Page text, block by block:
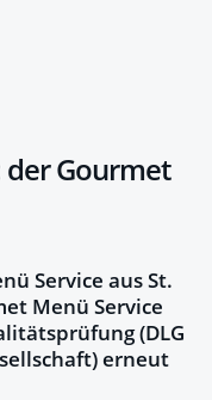
der Gourmet
Service aus St.
Menü Service
(DLG
erneut